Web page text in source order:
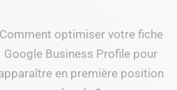
Comment optimiser votre fiche
Google Business Profile pour
en première position